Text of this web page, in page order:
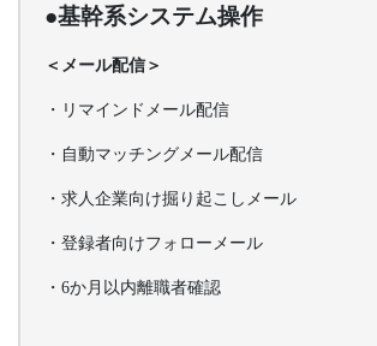
●基幹系システム操作
＜メール配信＞
・リマインドメール配信
・自動マッチングメール配信
・求人企業向け掘り起こしメール
・登録者向けフォローメール
・6か月以内離職者確認